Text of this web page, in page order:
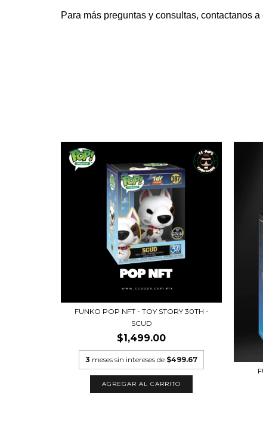
Para más preguntas y consultas, contactanos a
FUNKO POP NFT - TOY STORY 30TH -
SCUD
$1,499.00
3 meses sin intereses de $499.67